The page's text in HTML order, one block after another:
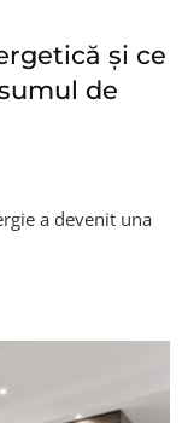
și ce
de
Reduce
a devenit una